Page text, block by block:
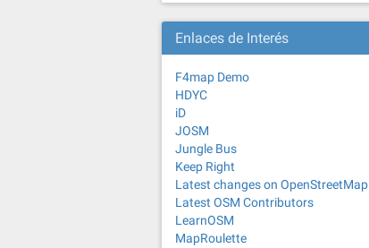
Enlaces de Interés
F4map Demo
HDYC
iD
JOSM
Jungle Bus
Keep Right
Latest changes on OpenStreetMap
Latest OSM Contributors
LearnOSM
MapRoulette